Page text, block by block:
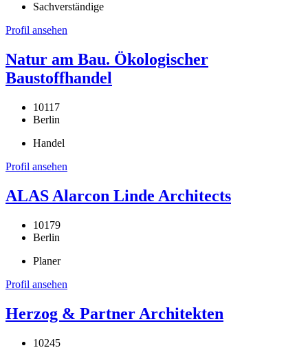
Sachverständige
Profil ansehen
Natur am Bau. Ökologischer
Baustoffhandel
10117
Berlin
Handel
Profil ansehen
ALAS Alarcon Linde Architects
10179
Berlin
Planer
Profil ansehen
Herzog & Partner Architekten
10245